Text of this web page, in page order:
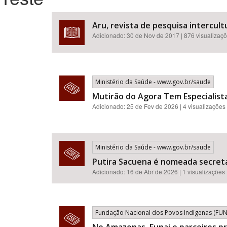
Aru, revista de pesquisa
Adicionado:30 de Nov de 2017 | 876
Ministério da Saúde - www.gov.br/saude
Mutirão do Agora Tem
Adicionado: 25 de Fev de 2026 | 4 visualizações
Ministério da Saúde - www.gov.br/saude
Putira Sacuena é nomeada
Adicionado: 16 de Abr de 2026 | 1 visualizações
Fundação Nacional dos Povos Indígenas